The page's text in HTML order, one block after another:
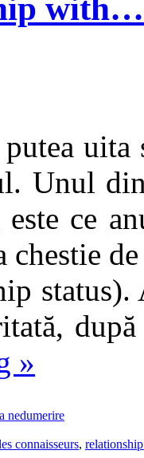
uita
Unul
ce
chestie
status).
»
nedumerire
connaisseurs,